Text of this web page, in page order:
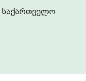
საქართველო